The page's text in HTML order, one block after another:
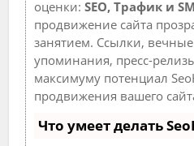
оценки:SEO, Трафик и
продвижение сайта
занятием. Ссылки, вечные
упоминания, пресс-
максимуму потенциал
продвижения вашего
Что умеет делать